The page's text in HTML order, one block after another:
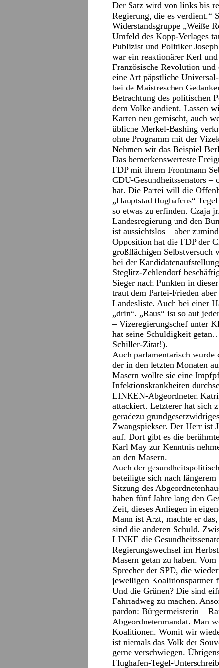
Der Satz wird von links bis
Regierung, die es verdient.“
Widerstandsgruppe „Weiße
Umfeld des Kopp-Verlages
Publizist und Politiker
war ein reaktionärer Kerl
Französische Revolution
eine Art päpstliche
bei de Maistreschen
Betrachtung des politischen
dem Volke andient. Lassen
Karten neu gemischt, auch
übliche Merkel-Bashing
ohne Programm mit der
Nehmen wir das Beispiel
Das bemerkenswerteste
FDP mit ihrem Frontmann
CDU-Gesundheitssenators –
hat. Die Partei will die
„Hauptstadtflughafens“
so etwas zu erfinden. Czaja
Landesregierung und den
ist aussichtslos – aber
Opposition hat die FDP der
großflächigen Selbstversuch
bei der
Steglitz-Zehlendorf
Sieger nach Punkten in
traut dem Partei-Frieden
Landesliste. Auch bei einer
„drin“. „Raus“ ist so auf
– Vizeregierungschef unter
hat seine Schuldigkeit
Schiller-Zitat!).
Auch parlamentarisch wurde
der in den letzten Monaten
Masern wollte sie eine
Infektionskrankheiten
LINKEN-Abgeordneten
attackiert. Letzterer hat sich
geradezu
Zwangspiekser. Der Herr ist
auf. Dort gibt es die
Karl May zur Kenntnis
an den Masern.
Auch der
beteiligte sich nach
Sitzung des
haben fünf Jahre lang den
Zeit, dieses Anliegen in
Mann ist Arzt, machte er
sind die anderen Schuld.
LINKE die
Regierungswechsel im
Masern getan zu haben.
Sprecher der SPD, die
jeweiligen Koalitionspartner
Und die Grünen? Die sind
Fahrradweg zu machen.
pardon: Bürgermeisterin –
Abgeordnetenmandat. Man
Koalitionen. Womit wir
ist niemals das Volk der
gerne verschwiegen.
Flughafen-Tegel-